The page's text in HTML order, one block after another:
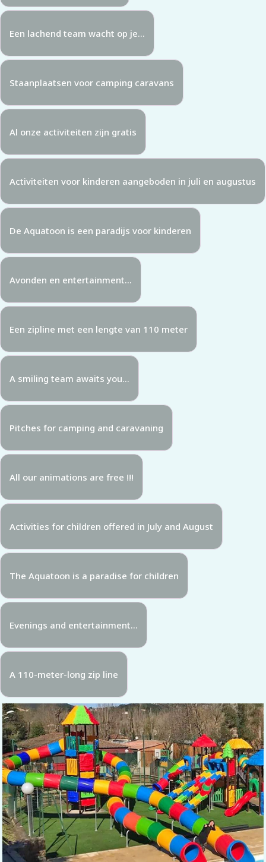
Een lachend team wacht op je...
Staanplaatsen voor camping caravans
Al onze activiteiten zijn gratis
Activiteiten voor kinderen aangeboden in juli en augustus
De Aquatoon is een paradijs voor kinderen
Avonden en entertainment...
Een zipline met een lengte van 110 meter
A smiling team awaits you...
Pitches for camping and caravaning
All our animations are free !!!
Activities for children offered in July and August
The Aquatoon is a paradise for children
Evenings and entertainment...
A 110-meter-long zip line